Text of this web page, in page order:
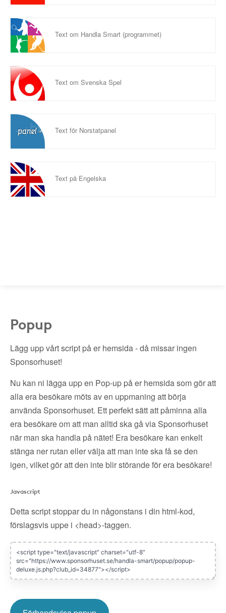
Text om Handla Smart (programmet)
Text om Svenska Spel
Text för Norstatpanel
Text på Engelska
Popup
Lägg upp vårt script på er hemsida - då missar ingen
Sponsorhuset!
Nu kan ni lägga upp en Pop-up på er hemsida som gör att
alla era besökare möts av en uppmaning att börja
använda Sponsorhuset. Ett perfekt sätt att påminna alla
era besökare om att man alltid ska gå via Sponsorhuset
när man ska handla på nätet! Era besökare kan enkelt
stänga ner rutan eller välja att man inte ska få se den
igen, vilket gör att den inte blir störande för era besökare!
Javascript
Detta script stoppar du in någonstans i din html-kod,
förslagsvis uppe i <head>-taggen.